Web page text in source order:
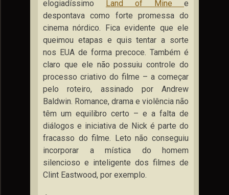
elogiadíssimo
Land of Mine e
despontava como forte promessa do
cinema nórdico. Fica evidente que ele
queimou etapas e quis tentar a sorte
nos EUA de forma precoce. Também é
claro que ele não possuiu controle do
processo criativo do filme – a começar
pelo roteiro, assinado por Andrew
Baldwin. Romance, drama e violência não
têm um equilibro certo – e a falta de
diálogos e iniciativa de Nick é parte do
fracasso do filme. Leto não conseguiu
incorporar a mística do homem
silencioso e inteligente dos filmes de
Clint Eastwood, por exemplo.